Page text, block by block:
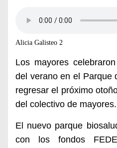
Alicia Galisteo 2
Los mayores
del verano en el Parque
regresar el próximo
del colectivo de mayores.
El nuevo parque
con los fondos